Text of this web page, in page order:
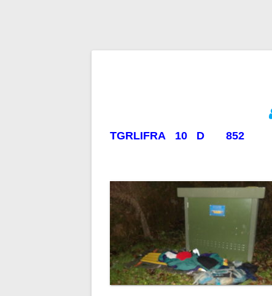
TGRLIFRA 10 D 852
l’article